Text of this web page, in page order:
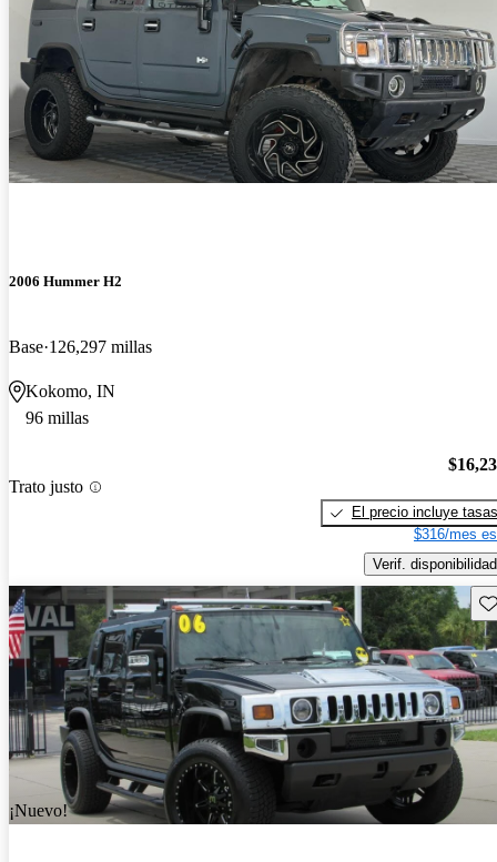
2006 Hummer H2
Base 126,297 millas
Kokomo, IN
96 millas
Trato justo
El precio incluye tasas
$316/mes
Verif. disponibilidad
¡Nuevo!